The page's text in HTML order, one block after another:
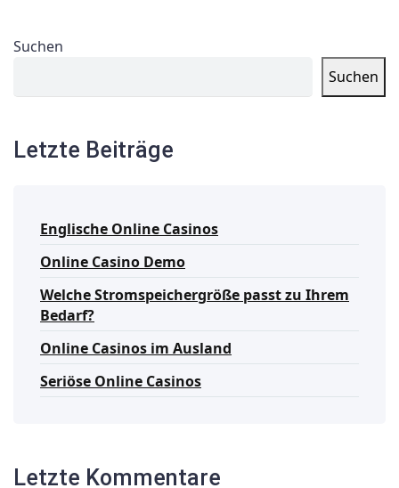
Suchen
Suchen
Letzte Beiträge
Englische Online Casinos
Online Casino Demo
Welche Stromspeichergröße passt zu Ihrem
Bedarf?
Online Casinos im Ausland
Seriöse Online Casinos
Letzte Kommentare